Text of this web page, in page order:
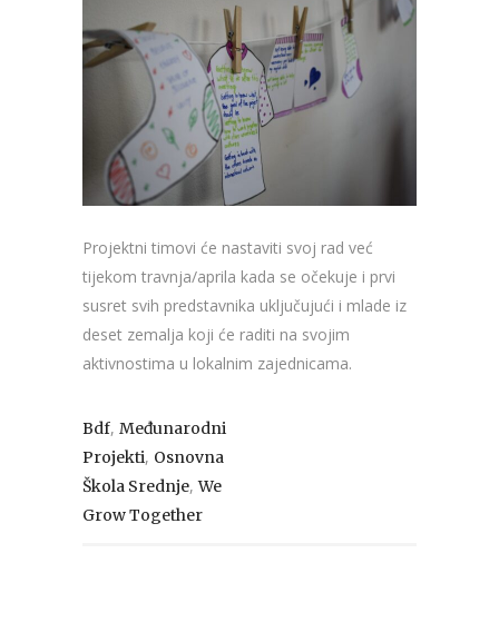
Projektni timovi će nastaviti svoj rad već
tijekom travnja/aprila kada se očekuje i prvi
susret svih predstavnika uključujući i mlade iz
deset zemalja koji će raditi na svojim
aktivnostima u lokalnim zajednicama.
Bdf, Međunarodni
Projekti, Osnovna
Škola Srednje,We
Grow Together